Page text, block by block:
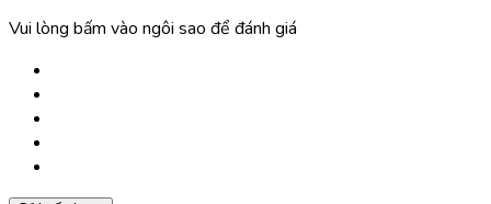
Vui lòng bấm vào ngôi sao để đánh giá